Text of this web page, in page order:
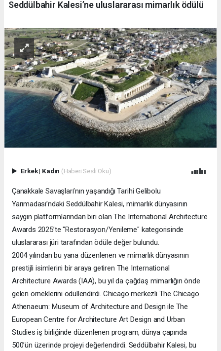
Seddülbahir Kalesi’ne uluslararası mimarlık ödülü
Erkek| Kadın (Haberi Sesli Oku)
Çanakkale Savaşları’nın yaşandığı Tarihi Gelibolu
Yarımadası’ndaki Seddülbahir Kalesi, mimarlık dünyasının
saygın platformlarından biri olan The International Architecture
Awards 2025’te "Restorasyon/Yenileme" kategorisinde
uluslararası jüri tarafından ödüle değer bulundu.
2004 yılından bu yana düzenlenen ve mimarlık dünyasının
prestijli isimlerini bir araya getiren The International
Architecture Awards (IAA), bu yıl da çağdaş mimarlığın önde
gelen örneklerini ödüllendirdi. Chicago merkezli The Chicago
Athenaeum: Museum of Architecture and Design ile The
European Centre for Architecture Art Design and Urban
Studies iş birliğinde düzenlenen program, dünya çapında
500’ün üzerinde projeyi değerlendirdi. Seddülbahir Kalesi, bu